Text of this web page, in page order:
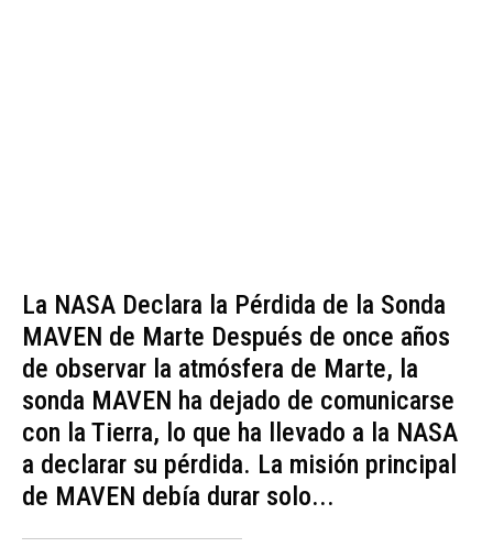
La NASA Declara la Pérdida de la Sonda
MAVEN de Marte Después de once años
de observar la atmósfera de Marte, la
sonda MAVEN ha dejado de comunicarse
con la Tierra, lo que ha llevado a la NASA
a declarar su pérdida. La misión principal
de MAVEN debía durar solo...